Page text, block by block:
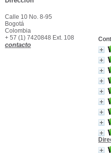
Calle 10 No. 8-95
Bogotá
Colombia
+ 57 (1) 7420848 Ext. 108
contacto